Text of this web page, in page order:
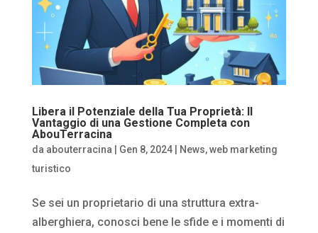
Libera il Potenziale della Tua Proprietà: Il
Vantaggio di una Gestione Completa con
AbouTerracina
da abouterracina Gen 8, 2024| News,web marketing
turistico
Se sei un proprietario di una struttura extra-
alberghiera, conosci bene le sfide e i momenti di